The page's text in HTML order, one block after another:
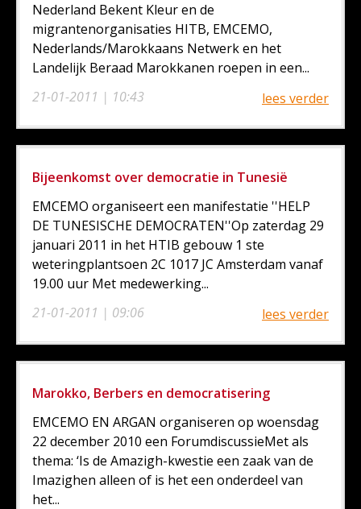
21-01-2011 | 10:43
Nederland Bekent Kleur en de
migrantenorganisaties HITB, EMCEMO,
Nederlands/Marokkaans Netwerk en het
Landelijk Beraad Marokkanen roepen in een...
lees verder
Bijeenkomst over democratie in Tunesië
21-01-2011 | 09:06
EMCEMO organiseert een manifestatie ''HELP
DE TUNESISCHE DEMOCRATEN''Op zaterdag 29
januari 2011 in het HTIB gebouw 1 ste
weteringplantsoen 2C 1017 JC Amsterdam vanaf
19.00 uur Met medewerking...
lees verder
Marokko, Berbers en democratisering
EMCEMO EN ARGAN organiseren op woensdag
22 december 2010 een ForumdiscussieMet als
thema: ‘Is de Amazigh-kwestie een zaak van de
Imazighen alleen of is het een onderdeel van
het...